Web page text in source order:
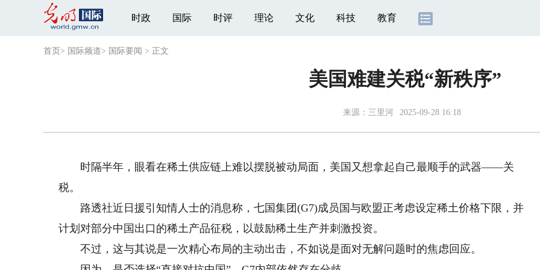
时政 国际 时评 理论 文化 科技 教育
首页 > 国际频道> 国际要闻 > 正文
美国难建关税“新秩序”
来源： 三里河 2025-09-28 16:18
时隔半年，眼看在稀土供应链上难以摆脱被动局面，美国又想拿起自己最顺手的武器——关
税。
路透社近日援引知情人士的消息称，七国集团(G7)成员国与欧盟正考虑设定稀土价格下限，并
计划对部分中国出口的稀土产品征税，以鼓励稀土生产并刺激投资。
不过，这与其说是一次精心布局的主动出击，不如说是面对无解问题时的焦虑回应。